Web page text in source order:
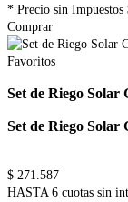
* Precio sin Impuestos
Comprar
Favoritos
Set de Riego
Set de Riego
$ 271.587
HASTA 6 cuotas sin